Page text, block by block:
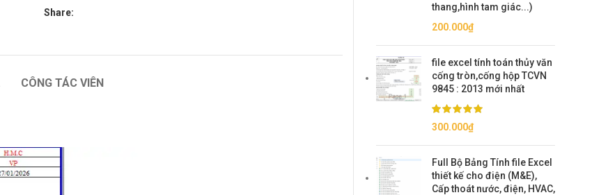
Share:
CÔNG TÁC VIÊN
thang,hình tam giác...)
200.000₫
file excel tính toán thủy văn
cống tròn,cống hộp TCVN
9845 : 2013 mới nhất
300.000₫
Full Bộ Bảng Tính file Excel
thiết kế cho điện (M&E),
Cấp thoát nước, điện, HVAC,